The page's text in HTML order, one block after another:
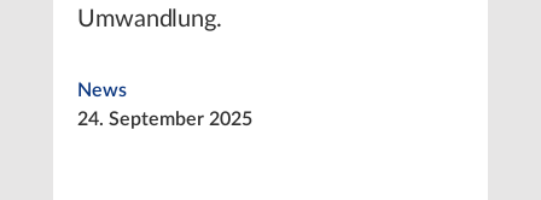
Umwandlung.
News
24. September 2025